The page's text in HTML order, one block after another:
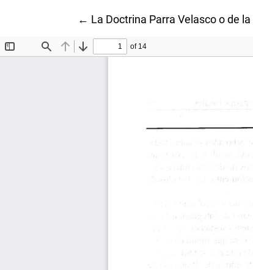
← Volver a los detalles del artículo
La Doctrina Parra Velasco o de